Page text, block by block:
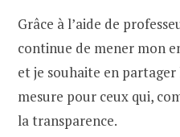
Grâce à l’aide de
continue de mener mon
et je souhaite en
mesure pour ceux qui,
la transparence.